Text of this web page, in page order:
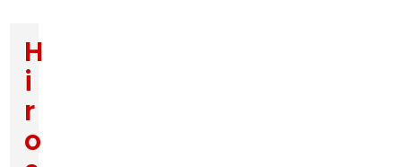
H
i
r
o